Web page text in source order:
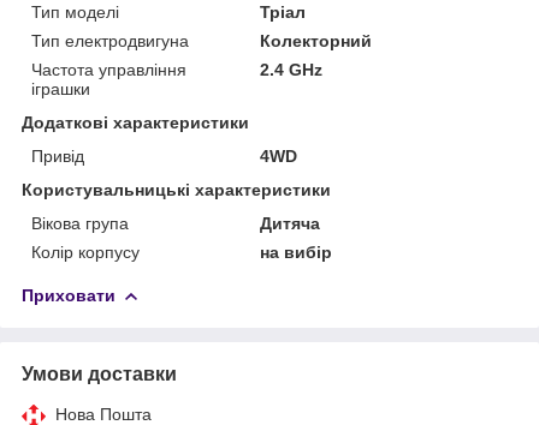
Тип моделі
Тріал
Тип електродвигуна
Колекторний
Частота управління
іграшки
2.4 GHz
Додаткові характеристики
Привід
4WD
Користувальницькі характеристики
Вікова група
Дитяча
Колір корпусу
на вибір
Приховати
Умови доставки
Нова Пошта